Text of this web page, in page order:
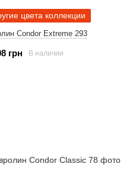
цвета коллекции
Condor Extreme 293
грн В наличии